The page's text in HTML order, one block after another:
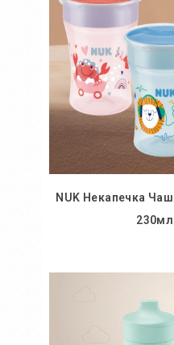
NUK Некапечка
Во
Додај